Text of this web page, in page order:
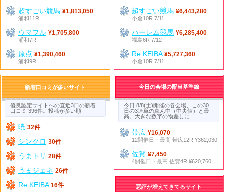
超すごい競馬 ¥1,813,050
浦和11R
ウマフル ¥1,705,800
浦和7R
原点 ¥1,390,460
浦和9R
超すごい競馬 ¥6,443,280
小倉10R 7/11
ハーレム競馬 ¥6,285,400
福島6R 7/12
Re:KEIBA ¥5,727,360
小倉10R 7/11
新着口コミが多いサイト
優良認定サイトへの直近3日の新着
口コミ 396件。投稿が多い順
暁 32件
シンクロ 30件
うまトリ 28件
うまジェネ 26件
Re:KEIBA 16件
今日の会場の配当基準線
今日 8/8(土)開催の各会場、この30
日の3連単の真ん中（中央値）と最
高。大きな数字の物差しに
帯広¥16,070
12開催日・最高 帯広12R ¥362,030
佐賀¥7,450
4開催日・最高 佐賀4R ¥620,760
悪評が増えてきてるサイト